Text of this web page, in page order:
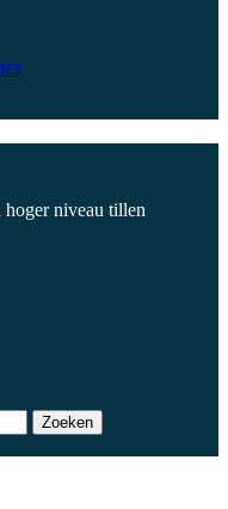
hoger niveau tillen